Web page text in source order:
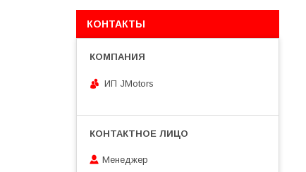
КОНТАКТЫ
ИП JMotors
Менеджер